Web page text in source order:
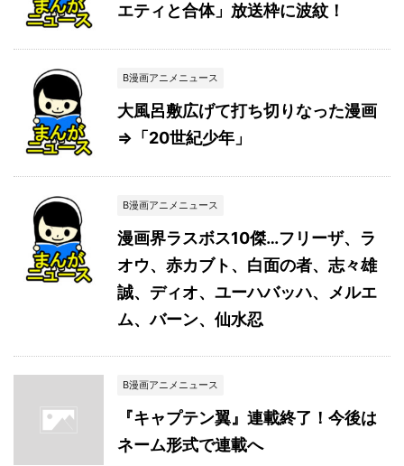
エティと合体」放送枠に波紋！
B漫画アニメニュース
大風呂敷広げて打ち切りなった漫画
⇒「20世紀少年」
B漫画アニメニュース
漫画界ラスボス10傑…フリーザ、ラ
オウ、赤カブト、白面の者、志々雄
誠、ディオ、ユーハバッハ、メルエ
ム、バーン、仙水忍
B漫画アニメニュース
『キャプテン翼』連載終了！今後は
ネーム形式で連載へ